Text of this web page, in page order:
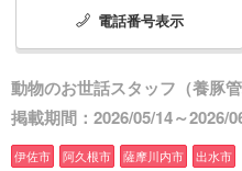
電話番号表示
動物のお世話スタッフ（養豚
掲載期間：2026/05/14～2026/
伊佐市 阿久根市 薩摩川内市 出水市